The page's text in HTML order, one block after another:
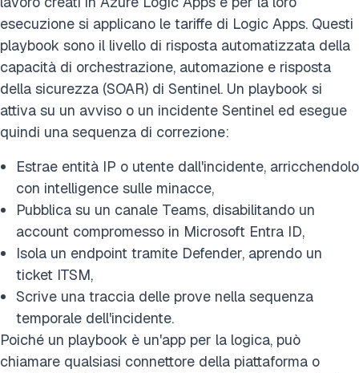
esecuzione si applicano le tariffe di Logic Apps. Questi
playbook sono il livello di risposta automatizzata della
capacità di orchestrazione, automazione e risposta
della sicurezza (SOAR) di Sentinel. Un playbook si
attiva su un avviso o un incidente Sentinel ed esegue
quindi una sequenza di correzione:
Estrae entità IP o utente dall'incidente, arricchendolo
con intelligence sulle minacce,
Pubblica su un canale Teams, disabilitando un
account compromesso in Microsoft Entra ID,
Isola un endpoint tramite Defender, aprendo un
ticket ITSM,
Scrive una traccia delle prove nella sequenza
temporale dell'incidente.
Poiché un playbook è un'app per la logica, può
chiamare qualsiasi connettore della piattaforma o